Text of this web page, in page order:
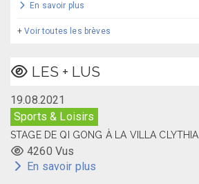
En savoir plus
+Voir toutes les brèves
LES + LUS
19.08.2021
Sports & Loisirs
STAGE DE QI GONG À LA VILLA CLYTHIA
4260 Vus
En savoir plus